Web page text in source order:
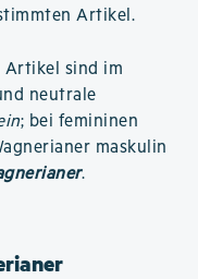
Artikel.
Artikel sind im
neutrale
; bei femininen
maskulin
.